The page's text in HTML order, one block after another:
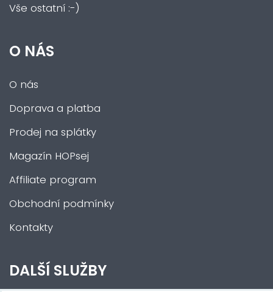
Vše ostatní :-)
O NÁS
O nás
Doprava a platba
Prodej na splátky
Magazín HOPsej
Affiliate program
Obchodní podmínky
Kontakty
DALŠÍ SLUŽBY